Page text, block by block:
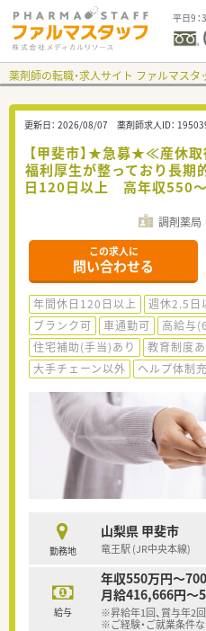
平日9：
薬剤師の転職・求人サイト ファルマスタ
更新日： 2026/08/07 薬剤師求人ID：
【甲斐市】★急募★≪産休
福利厚生が整っており長期
日120日以上 高年収550
調剤薬局
この求人に
問い合わせる
年間休日120日以上 週休2.5日
ブランク可
車通勤可
高給与
住宅補助(手当)あり
教育制度
大手チェーン以外
ヘルプ体制
勤務地
山梨県 甲斐市
竜王駅 (JR中央本線)
給与
年収550万円～
月給416,666円～
※昇給年1回、賞与年2回
※ご経験・ご就業条件